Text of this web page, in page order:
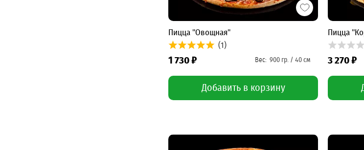
Пицца "Овощная"
(1)
1 730 ₽
Добавить в корзину
Пицца
3 270 ₽